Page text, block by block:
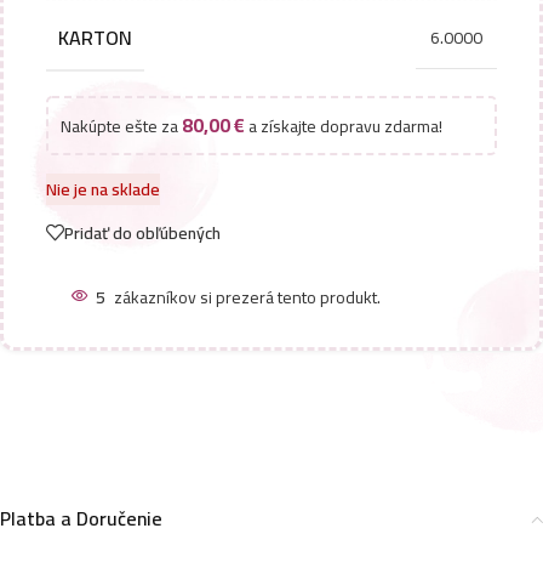
KARTON 6.0000
Nakúpte ešte za80,00€a získajte dopravu zdarma!
Nie je na sklade
Pridať do obľúbených
5 zákazníkov si prezerá tento produkt.
Platba a Doručenie